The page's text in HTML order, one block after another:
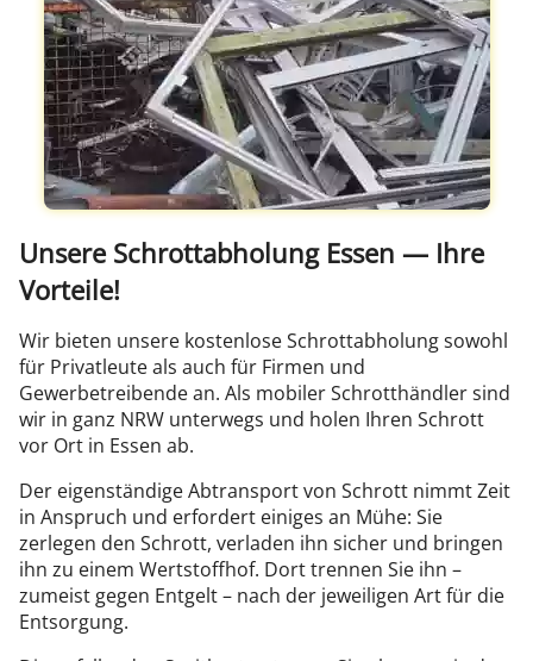
Unsere Schrottabholung Essen — Ihre
Vorteile!
Wir bieten unsere kostenlose Schrottabholung sowohl
für Privatleute als auch für Firmen und
Gewerbetreibende an. Als mobiler Schrotthändler sind
wir in ganz NRW unterwegs und holen Ihren Schrott
vor Ort in Essen ab.
Der eigenständige Abtransport von Schrott nimmt Zeit
in Anspruch und erfordert einiges an Mühe: Sie
zerlegen den Schrott, verladen ihn sicher und bringen
ihn zu einem Wertstoffhof. Dort trennen Sie ihn –
zumeist gegen Entgelt – nach der jeweiligen Art für die
Entsorgung.